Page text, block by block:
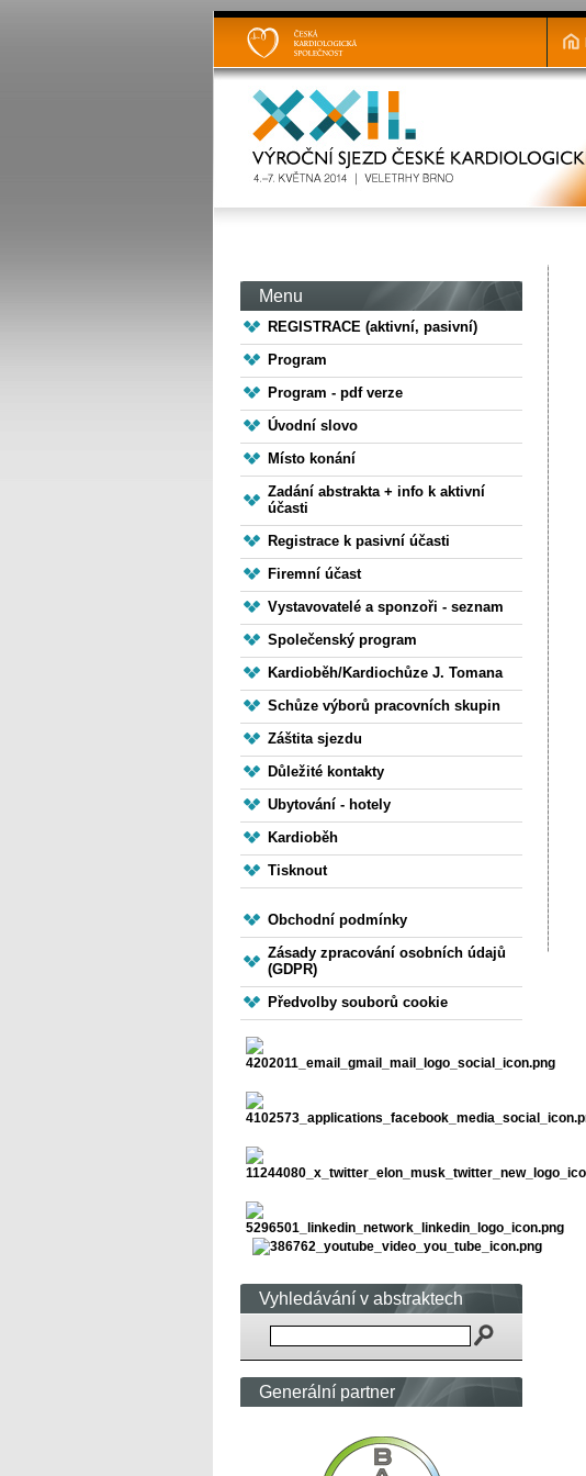
Menu
REGISTRACE (aktivní, pasivní)
Program
Program - pdf verze
Úvodní slovo
Místo konání
Zadání abstrakta + info k aktivní
účasti
Registrace k pasivní účasti
Firemní účast
Vystavovatelé a sponzoři - seznam
Společenský program
Kardioběh/Kardiochůze J. Tomana
Schůze výborů pracovních skupin
Záštita sjezdu
Důležité kontakty
Ubytování - hotely
Kardioběh
Tisknout
Obchodní podmínky
Zásady zpracování osobních údajů
(GDPR)
Předvolby souborů cookie
Vyhledávání v abstraktech
Generální partner